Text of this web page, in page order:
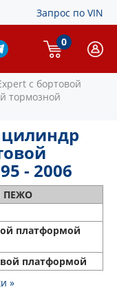
Запрос по VIN
0
c бортовой
тормозной
- 2006
ПЕЖО
платформой
платформой
»